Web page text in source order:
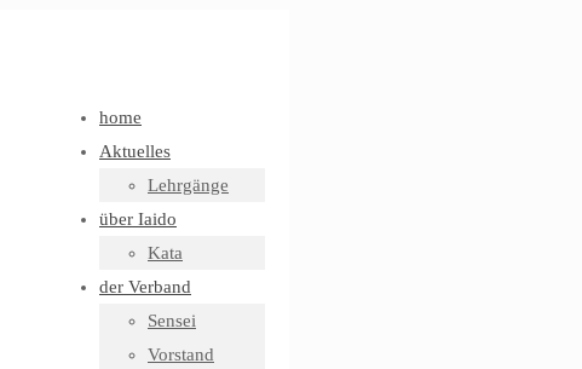
home
Aktuelles
Lehrgänge
über Iaido
Kata
der Verband
Sensei
Vorstand